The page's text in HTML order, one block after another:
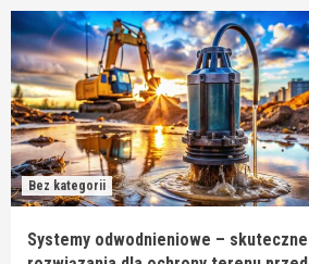
Bez kategorii
Systemy odwodnieniowe – skuteczne